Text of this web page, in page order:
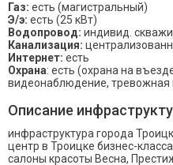
Газ: есть (магистральный)
Э/э: есть (25 кВт)
Водопровод: индивид.
Канализация:
Интернет: есть
Охрана: есть (охрана на
видеонаблюдение, тревожная
Описание
инфраструктура города
центр в Троицке бизнес-
салоны красоты Весна,